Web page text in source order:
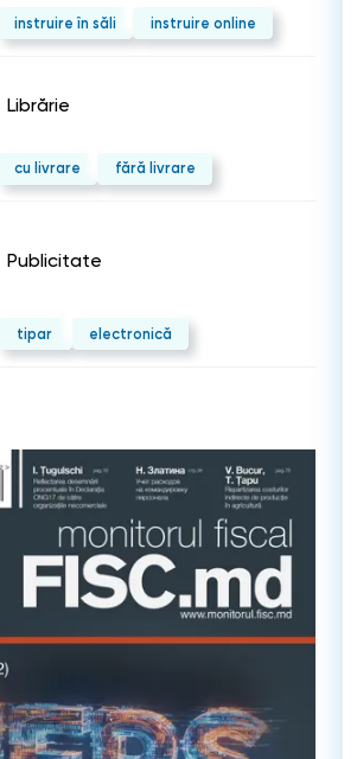
instruire în săli instruire online
Librărie
cu livrare fără livrare
Publicitate
tipar electronică